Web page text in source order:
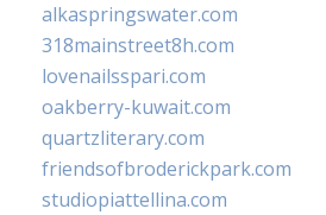
alkaspringswater.com
318mainstreet8h.com
lovenailsspari.com
oakberry-kuwait.com
quartzliterary.com
friendsofbroderickpark.com
studiopiattellina.com